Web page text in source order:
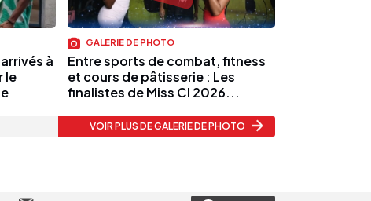
à
le
GALERIE DE PHOTO
Entre sports de combat, fitness
et cours de pâtisserie : Les
finalistes de Miss CI 2026...
VOIR PLUS DE GALERIE DE PHOTO